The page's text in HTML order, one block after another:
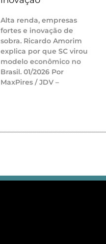
Alta renda, empresas
fortes e inovação de
sobra. Ricardo Amorim
explica por que SC virou
modelo econômico no
Brasil. 01/2026 Por
MaxPires / JDV –